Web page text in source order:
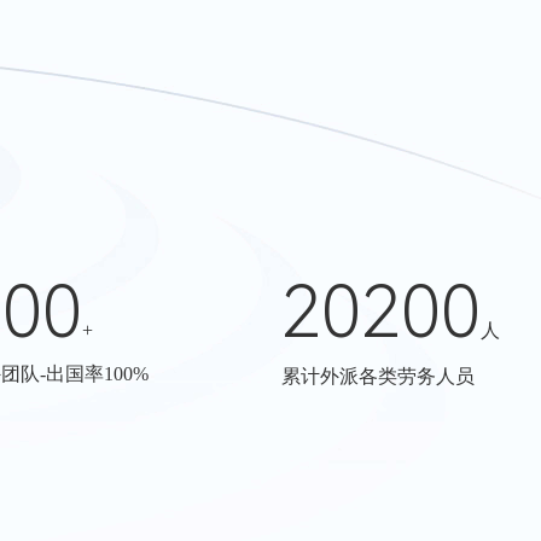
+
队-出国率100%
20200 人
累计外派各类劳务人员